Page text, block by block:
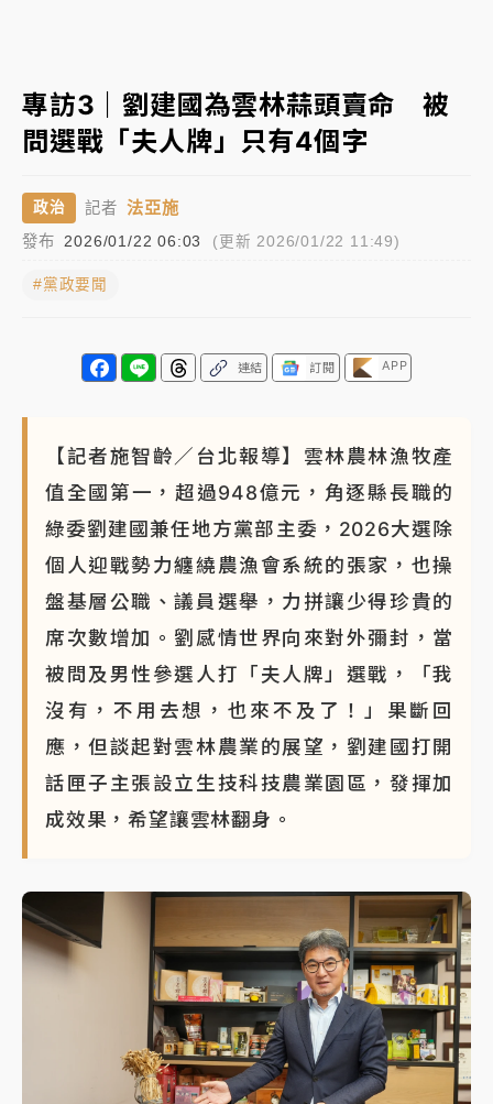
旅局回應了
中信慈善基金會想增加董事人數！辜仲諒向法院聲請遭
故宮《龍藏經》特展第2檔！今線上預約開賣一度塞車
周六起展出延長至晚上7時
台東農業處長涉圖利渡假村！東檢抗告成功 今重開羈
父親節泡湯了！中颱白海豚雨彈轟3天 「紅到發紫」降
雨熱區曝
專訪3｜劉建國為雲林蒜頭賣命 被
問選戰「夫人牌」只有4個字
政治 記者 法亞施
發布 2026/01/22 06:03 (更新 2026/01/22 11:49)
#黨政要聞
連結 訂閱 APP
【記者施智齡／台北報導】雲林農林漁牧產
值全國第一，超過948億元，角逐縣長職的
綠委劉建國兼任地方黨部主委，2026大選除
個人迎戰勢力纏繞農漁會系統的張家，也操
盤基層公職、議員選舉，力拼讓少得珍貴的
席次數增加。劉感情世界向來對外彌封，當
被問及男性參選人打「夫人牌」選戰，「我
沒有，不用去想，也來不及了！」果斷回
應，但談起對雲林農業的展望，劉建國打開
話匣子主張設立生技科技農業園區，發揮加
成效果，希望讓雲林翻身。